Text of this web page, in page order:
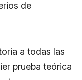
de
a todas las
prueba teórica